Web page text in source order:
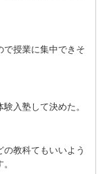
で授業に集中できそ
入塾して決めた。
教科てもいいよう